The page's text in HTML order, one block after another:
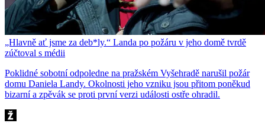
„Hlavně ať jsme za deb*ly.“ Landa po požáru v jeho domě tvrdě
zúčtoval s médii
Poklidné sobotní odpoledne na pražském Vyšehradě narušil požár
domu Daniela Landy. Okolnosti jeho vzniku jsou přitom poněkud
bizarní a zpěvák se proti první verzi události ostře ohradil.